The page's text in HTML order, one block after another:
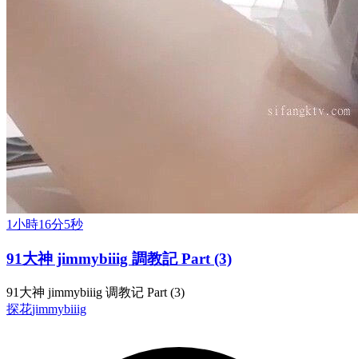
1小時16分5秒
91大神 jimmybiiig 調教記 Part (3)
91大神 jimmybiiig 调教记 Part (3)
探花jimmybiiig